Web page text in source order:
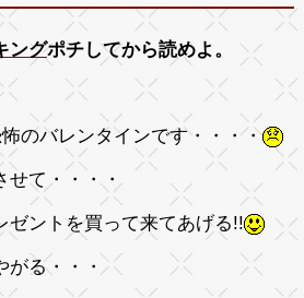
ングポチしてから読めよ。
のバレンタインです・・・・
て・・・・
ゼントを買って来てあげる!!
る・・・